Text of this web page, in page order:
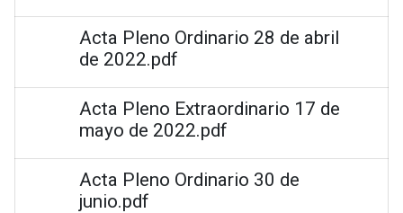
Acta Pleno Ordinario 28 de abril
de 2022.pdf
Acta Pleno Extraordinario 17 de
mayo de 2022.pdf
Acta Pleno Ordinario 30 de
junio.pdf